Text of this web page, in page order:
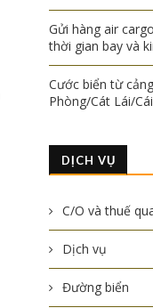
Gửi hàng air
thời gian bay và
Cước biển từ
Phòng/Cát Lái/
DỊCH VỤ
C/O và thuế
Dịch vụ
Đường biển